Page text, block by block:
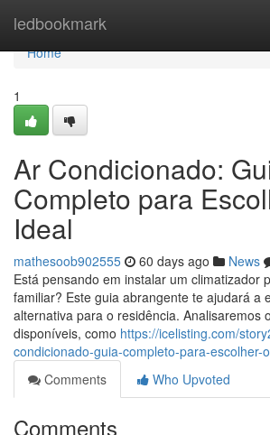
ledbookmark
Home
Home
1
Ar Condicionado:
Completo para
Ideal
mathesoob902555 60 days ago News
Está pensando em instalar um climatizador
familiar? Este guia abrangente te ajudará a
alternativa para o residência. Analisaremos
disponíveis, como https://icelisting.com/
condicionado-guia-completo-para-escolher-
Comments
Who Upvoted
Comments